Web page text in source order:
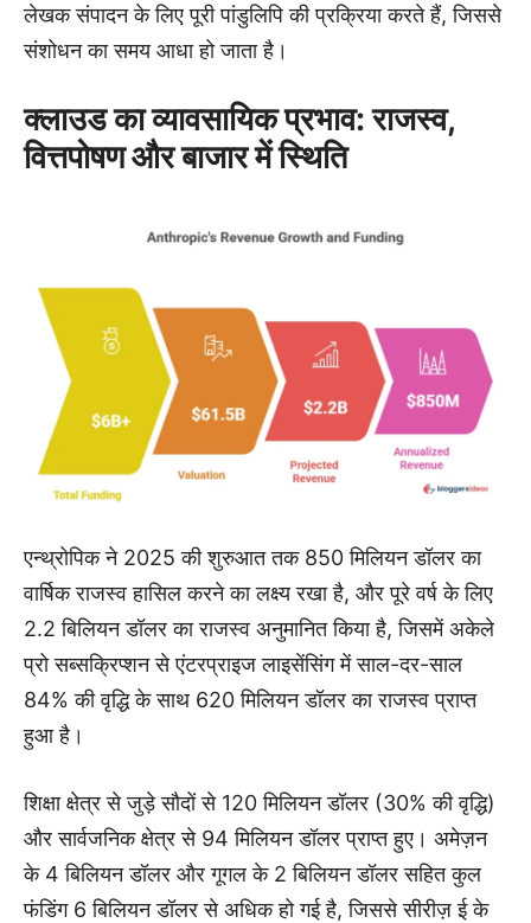
लेखक संपादन के लिए पूरी पांडुलिपि की प्रक्रिया करते हैं, जिससे
संशोधन का समय आधा हो जाता है।
क्लाउड का व्यावसायिक प्रभाव: राजस्व,
वित्तपोषण और बाजार में स्थिति
एन्थ्रोपिक ने 2025 की शुरुआत तक 850 मिलियन डॉलर का
वार्षिक राजस्व हासिल करने का लक्ष्य रखा है, और पूरे वर्ष के लिए
2.2 बिलियन डॉलर का राजस्व अनुमानित किया है, जिसमें अकेले
प्रो सब्सक्रिप्शन से एंटरप्राइज लाइसेंसिंग में साल-दर-साल
84% की वृद्धि के साथ 620 मिलियन डॉलर का राजस्व प्राप्त
हुआ है।
शिक्षा क्षेत्र से जुड़े सौदों से 120 मिलियन डॉलर (30% की वृद्धि)
और सार्वजनिक क्षेत्र से 94 मिलियन डॉलर प्राप्त हुए। अमेज़न
के 4 बिलियन डॉलर और गूगल के 2 बिलियन डॉलर सहित कुल
फंडिंग 6 बिलियन डॉलर से अधिक हो गई है, जिससे सीरीज़ ई के